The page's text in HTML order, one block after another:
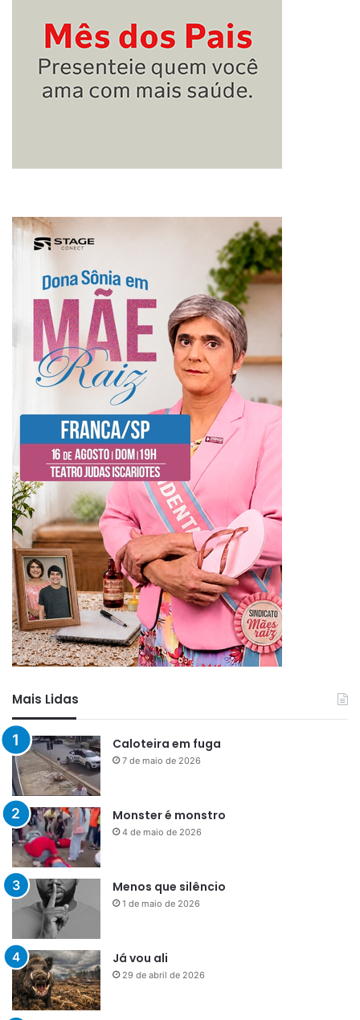
Mais Lidas
Caloteira em fuga
7 de maio de 2026
Monster é monstro
4 de maio de 2026
Menos que silêncio
1 de maio de 2026
Já vou ali
29 de abril de 2026